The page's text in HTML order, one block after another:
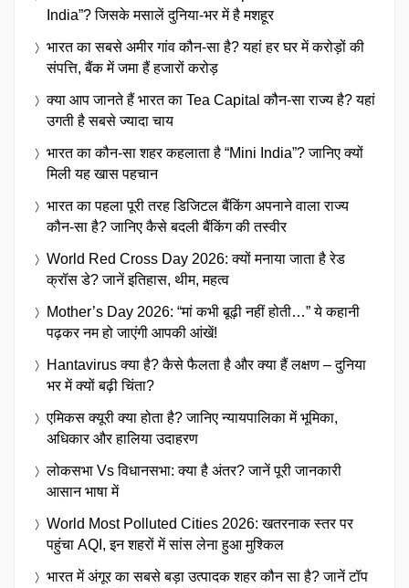
India”? जिसके मसालें दुनिया-भर में है मशहूर
भारत का सबसे अमीर गांव कौन-सा है? यहां हर घर में करोड़ों की
संपत्ति, बैंक में जमा हैं हजारों करोड़
क्या आप जानते हैं भारत का Tea Capital कौन-सा राज्य है? यहां
उगती है सबसे ज्यादा चाय
भारत का कौन-सा शहर कहलाता है “Mini India”? जानिए क्यों
मिली यह खास पहचान
भारत का पहला पूरी तरह डिजिटल बैंकिंग अपनाने वाला राज्य
कौन-सा है? जानिए कैसे बदली बैंकिंग की तस्वीर
World Red Cross Day 2026: क्यों मनाया जाता है रेड
क्रॉस डे? जानें इतिहास, थीम, महत्व
Mother’s Day 2026: “मां कभी बूढ़ी नहीं होती…” ये कहानी
पढ़कर नम हो जाएंगी आपकी आंखें!
Hantavirus क्या है? कैसे फैलता है और क्या हैं लक्षण – दुनिया
भर में क्यों बढ़ी चिंता?
एमिकस क्यूरी क्या होता है? जानिए न्यायपालिका में भूमिका,
अधिकार और हालिया उदाहरण
लोकसभा Vs विधानसभा: क्या है अंतर? जानें पूरी जानकारी
आसान भाषा में
World Most Polluted Cities 2026: खतरनाक स्तर पर
पहुंचा AQI, इन शहरों में सांस लेना हुआ मुश्किल
भारत में अंगूर का सबसे बड़ा उत्पादक शहर कौन सा है? जानें टॉप